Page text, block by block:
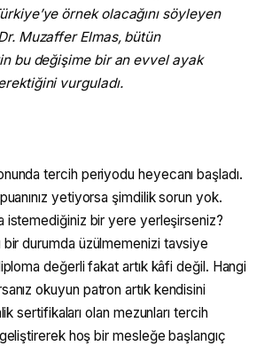
örnek olacağını söyleyen
Muzaffer Elmas, bütün
bu değişime bir an evvel ayak
vurguladı.
tercih periyodu heyecanı başladı.
yetiyorsa şimdilik sorun yok.
istemediğiniz bir yere yerleşirseniz?
bir durumda üzülmemenizi tavsiye
değerli fakat artık kâfi değil. Hangi
okuyun patron artık kendisini
sertifikaları olan mezunları tercih
hoş bir mesleğe başlangıç